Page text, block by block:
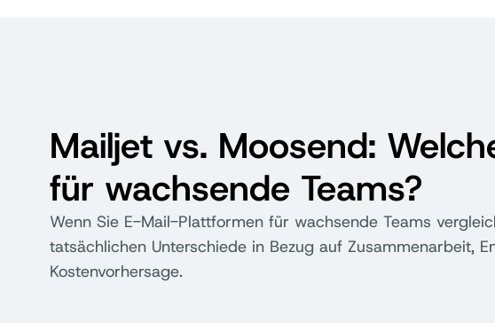
Mailjet vs. Moosend:
für wachsende Teams?
Wenn Sie E-Mail-Plattformen für wachsende Teams
tatsächlichen Unterschiede in Bezug auf Zusammenarbeit,
Kostenvorhersage.